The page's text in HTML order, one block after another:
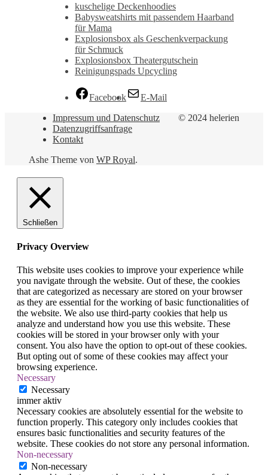
kuschelige Deckenhoodies
Babysweatshirts mit passendem Haarband
für Mama
Explosionsbox als Geschenkverpackung
für Schmuck
Explosionsbox Theatergutschein
Reinigungspads Upcycling
Facebook
E-Mail
© 2024 helerien
Impressum und Datenschutz
Datenzugriffsanfrage
Kontakt
Ashe Theme von WP Royal.
Schließen
Privacy Overview
This website uses cookies to improve your experience while
you navigate through the website. Out of these, the cookies
that are categorized as necessary are stored on your browser
as they are essential for the working of basic functionalities of
the website. We also use third-party cookies that help us
analyze and understand how you use this website. These
cookies will be stored in your browser only with your
consent. You also have the option to opt-out of these cookies.
But opting out of some of these cookies may affect your
browsing experience.
Necessary
Necessary
immer aktiv
Necessary cookies are absolutely essential for the website to
function properly. This category only includes cookies that
ensures basic functionalities and security features of the
website. These cookies do not store any personal information.
Non-necessary
Non-necessary